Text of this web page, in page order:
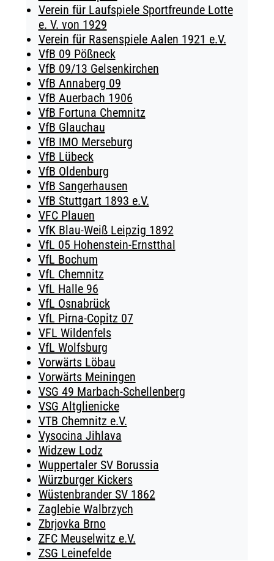
Verein für Laufspiele Sportfreunde Lotte
e. V. von 1929
Verein für Rasenspiele Aalen 1921 e.V.
VfB 09 Pößneck
VfB 09/13 Gelsenkirchen
VfB Annaberg 09
VfB Auerbach 1906
VfB Fortuna Chemnitz
VfB Glauchau
VfB IMO Merseburg
VfB Lübeck
VfB Oldenburg
VfB Sangerhausen
VfB Stuttgart 1893 e.V.
VFC Plauen
VfK Blau-Weiß Leipzig 1892
VfL 05 Hohenstein-Ernstthal
VfL Bochum
VfL Chemnitz
VfL Halle 96
VfL Osnabrück
VfL Pirna-Copitz 07
VFL Wildenfels
VfL Wolfsburg
Vorwärts Löbau
Vorwärts Meiningen
VSG 49 Marbach-Schellenberg
VSG Altglienicke
VTB Chemnitz e.V.
Vysocina Jihlava
Widzew Lodz
Wuppertaler SV Borussia
Würzburger Kickers
Wüstenbrander SV 1862
Zaglebie Walbrzych
Zbrjovka Brno
ZFC Meuselwitz e.V.
ZSG Leinefelde